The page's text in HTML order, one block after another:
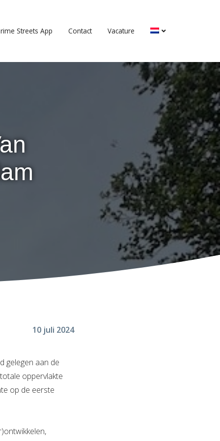
Streets App Contact Vacature
10 juli 2024
gelegen aan de
oppervlakte
op de eerste